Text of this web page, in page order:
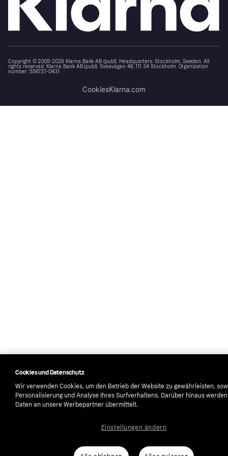
Copyright © 2005-2026 Klarna Bank AB (publ). Headquarters: Stockholm, Sweden. All
rights reserved. Klarna Bank AB (publ). Sveavägen 46, 111 34 Stockholm. Organization
number: 556737-0431
CookiesKlarna.com
Cookies und Datenschutz
Wir verwenden Cookies, um den Betrieb der Website zu gewährleisten,
Personalisierung und Analyse Ihres Surfverhaltens. Darüber hinaus
Daten an unsere Werbepartner übermittelt.
Einstellungen ändern